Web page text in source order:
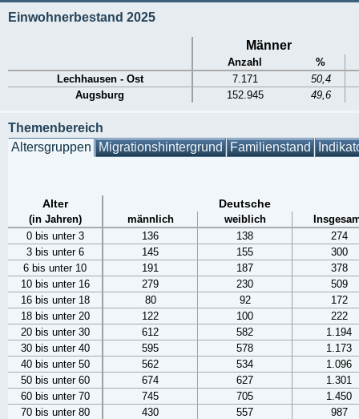
Einwohnerbestand 2025
Männer
Anzahl
%
Lechhausen - Ost
7.171
50,4
Augsburg
152.945 49,6
Themenbereich
Altersgruppen Migrationshintergrund Familienstand
Alter Deutsche
(in Jahren) männlich weiblich
0 bis unter 3
136 138
274
3 bis unter 6
145 155
300
6 bis unter 10
191 187
378
10 bis unter 16
279 230
509
16 bis unter 18
80 92
172
18 bis unter 20
122 100
222
20 bis unter 30
612 582
1.194
30 bis unter 40
595 578
1.173
40 bis unter 50
562 534
1.096
50 bis unter 60
674 627
1.301
60 bis unter 70
745 705
1.450
70 bis unter 80
430 557
987